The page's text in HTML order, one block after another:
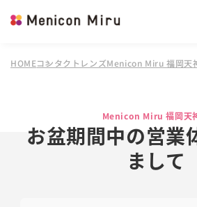
HOMEコンタクトレンズMenicon Miru 福岡天
Menicon Miru 福岡天
お盆期間中の営業
まして